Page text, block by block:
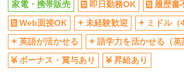
家電・携帯販売 即日勤務OK
履歴書
Web面接OK
未経験歓迎
ミドル（
英語が活かせる
語学力を活かせる（英
ボーナス・賞与あり
昇給あり